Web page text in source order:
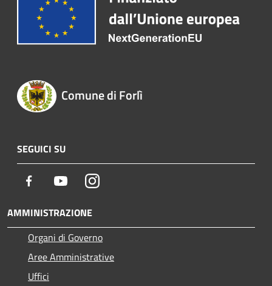
Comune di Forlì
SEGUICI SU
Facebook YoutubeInstagram
AMMINISTRAZIONE
Organi di Governo
Aree Amministrative
Uffici